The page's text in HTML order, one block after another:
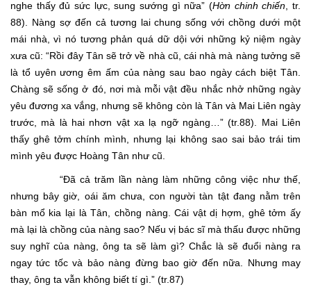
nghe thấy đủ sức lực, sung sướng gì nữa” (Hờn chinh chiến , tr.
88). Nàng sợ đến cả tương lai chung sống với chồng dưới một
mái nhà, vì nó tương phản quá dữ dội với những kỷ niệm ngày
xưa cũ: “Rồi đây Tân sẽ trở về nhà cũ, cái nhà mà nàng tưởng sẽ
là tổ uyên ương êm ấm của nàng sau bao ngày cách biệt Tân.
Chàng sẽ sống ở đó, nơi mà mỗi vật đều nhắc nhở những ngày
yêu đương xa vắng, nhưng sẽ không còn là Tân và Mai Liên ngày
trước, mà là hai nhơn vật xa lạ ngỡ ngàng…” (tr.88). Mai Liên
thấy ghê tởm chính mình, nhưng lại không sao sai bảo trái tim
mình yêu được Hoàng Tân như cũ.
“Đã cả trăm lần nàng làm những công việc như thế,
nhưng bây giờ, oái ăm chưa, con người tàn tật đang nằm trên
bàn mổ kia lại là Tân, chồng nàng. Cái vật dị hợm, ghê tởm ấy
mà lại là chồng của nàng sao? Nếu vị bác sĩ mà thấu được những
suy nghĩ của nàng, ông ta sẽ làm gì? Chắc là sẽ đuổi nàng ra
ngay tức tốc và bảo nàng đừng bao giờ đến nữa. Nhưng may
thay, ông ta vẫn không biết tí gì.” (tr.87)